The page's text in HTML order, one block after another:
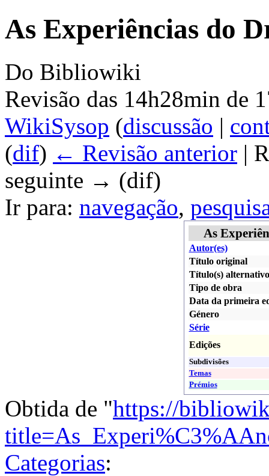
As Experiências do
Do Bibliowiki
Revisão das 14h28min de
WikiSysop (discussão |
(dif) ← Revisão anterior |
seguinte → (dif)
Ir para: navegação,
As
Autor(es)
Título original
Título(s)
Tipo de obra
Data da primeira
Género
Série
Edições
Subdivisões
Temas
Prémios
Obtida de "https://
Categorias: